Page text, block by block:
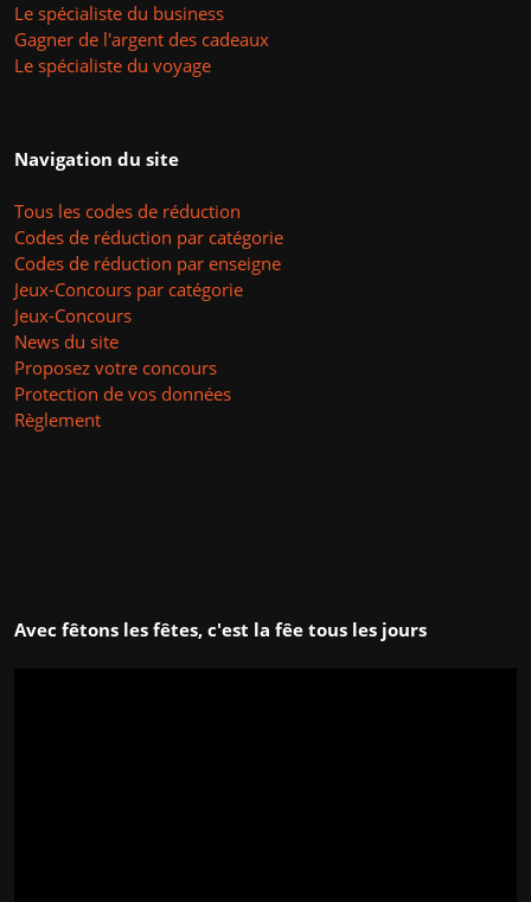
Le spécialiste du business
Gagner de l'argent des cadeaux
Le spécialiste du voyage
Navigation du site
Tous les codes de réduction
Codes de réduction par catégorie
Codes de réduction par enseigne
Jeux-Concours par catégorie
Jeux-Concours
News du site
Proposez votre concours
Protection de vos données
Règlement
Avec fêtons les fêtes, c'est la fêe tous les jours